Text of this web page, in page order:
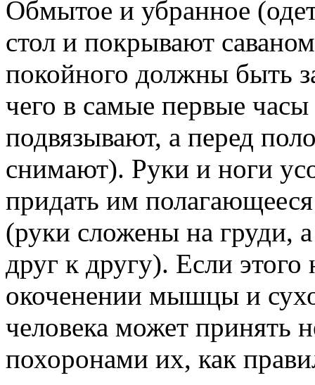
Обмытое и убранное
стол и покрывают
покойного должны быть
чего в самые первые
подвязывают, а перед
снимают). Руки и ноги
придать им
(руки сложены на груди,
друг к другу). Если
окоченении мышцы и
человека может принять
похоронами их, как